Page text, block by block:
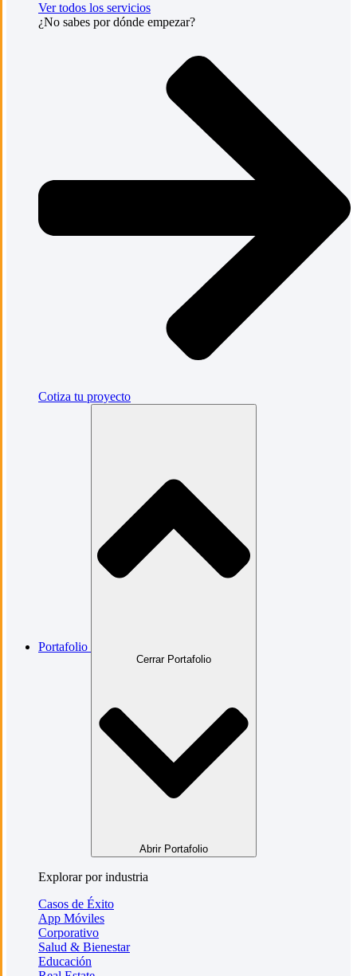
Ver todos los servicios
¿No sabes por dónde empezar?
Cotiza tu proyecto
Portafolio
Cerrar Portafolio
Abrir Portafolio
Explorar por industria
Casos de Éxito
App Móviles
Corporativo
Salud & Bienestar
Educación